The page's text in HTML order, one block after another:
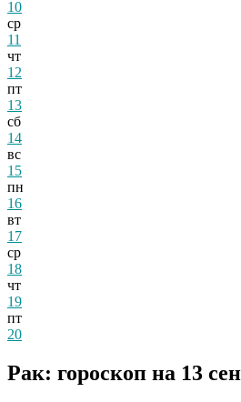
10
ср
11
чт
12
пт
13
сб
14
вс
15
пн
16
вт
17
ср
18
чт
19
пт
20
Рак: гороскоп на 13